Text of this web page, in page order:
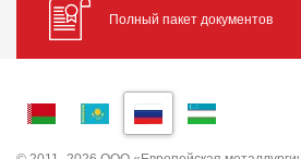
Полный пакет документов